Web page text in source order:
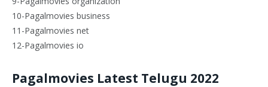
10-Pagalmovies business
11-Pagalmovies net
12-Pagalmovies io
Pagalmovies Latest Telugu 2022